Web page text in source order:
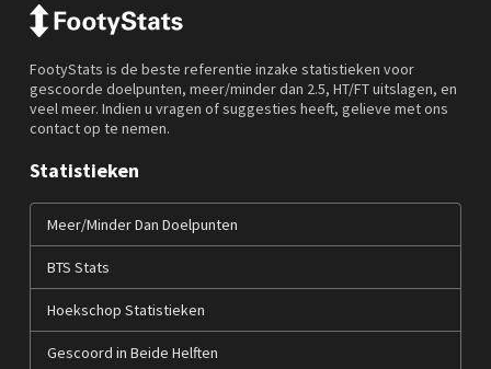
FootyStats is de beste referentie inzake statistieken voor
gescoorde doelpunten, meer/minder dan 2.5, HT/FT uitslagen, en
veel meer. Indien u vragen of suggesties heeft, gelieve met ons
contact op te nemen.
Statistieken
Meer/Minder Dan Doelpunten
BTS Stats
Hoekschop Statistieken
Gescoord in Beide Helften